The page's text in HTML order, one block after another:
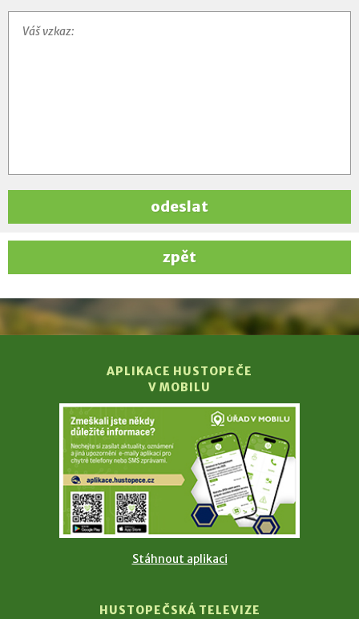
odeslat
zpět
APLIKACE HUSTOPEČE
V MOBILU
Stáhnout aplikaci
HUSTOPEČSKÁ TELEVIZE